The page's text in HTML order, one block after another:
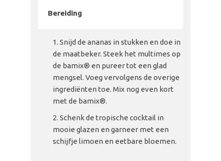
Bereiding
Snijd de ananas in stukken en doe in
de maatbeker. Steek het multimes op
de bamix® en pureer tot een glad
mengsel. Voeg vervolgens de overige
ingrediënten toe. Mix nog even kort
met de bamix®.
Schenk de tropische cocktail in
mooie glazen en garneer met een
schijfje limoen en eetbare bloemen.